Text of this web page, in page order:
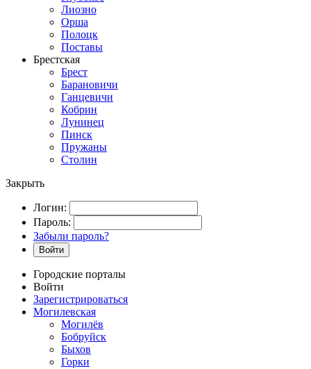
Лиозно
Орша
Полоцк
Поставы
Брестская
Брест
Барановичи
Ганцевичи
Кобрин
Лунинец
Пинск
Пружаны
Столин
Закрыть
Логин:
Пароль:
Забыли пароль?
Войти
Городские порталы
Войти
Зарегистрироваться
Могилевская
Могилёв
Бобруйск
Быхов
Горки